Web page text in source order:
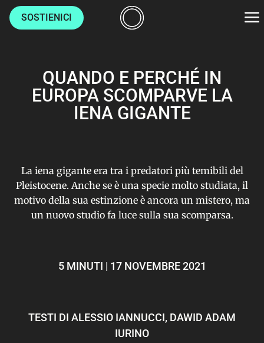
SOSTIENICI
CULTURE
VITA
HOME
QUANDO E PERCHÉ IN
EUROPA SCOMPARVE LA
IENA GIGANTE
La iena gigante era tra i predatori più temibili del
Pleistocene. Anche se è una specie molto studiata, il
motivo della sua estinzione è ancora un mistero, ma
un nuovo studio fa luce sulla sua scomparsa.
5 MINUTI | 17 NOVEMBRE 2021
TESTI DI ALESSIO IANNUCCI, DAWID ADAM
IURINO